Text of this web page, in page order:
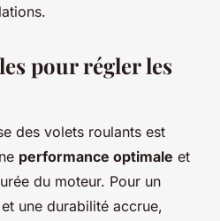
pour régler les
des volets roulants est
performance optimale et
du moteur. Pour un
et une durabilité accrue,